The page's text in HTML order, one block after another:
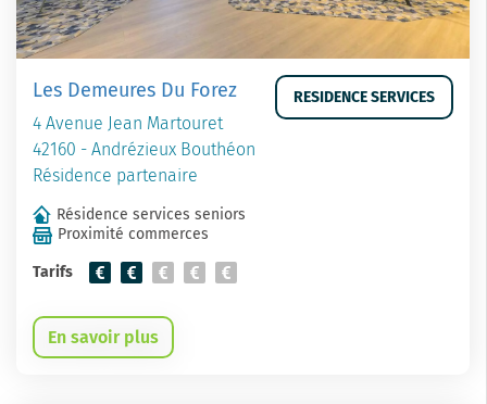
Les Demeures Du Forez
4 Avenue Jean Martouret
42160 - Andrézieux Bouthéon
Résidence partenaire
RESIDENCE SERVICES
Résidence services seniors
Proximité commerces
Tarifs
En savoir plus